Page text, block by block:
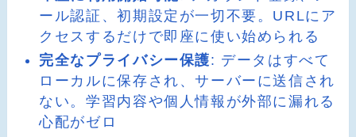
ール認証、初期設定が一切不要。URLにア
クセスするだけで即座に使い始められる
完全なプライバシー保護: データはすべて
ローカルに保存され、サーバーに送信され
ない。学習内容や個人情報が外部に漏れる
心配がゼロ